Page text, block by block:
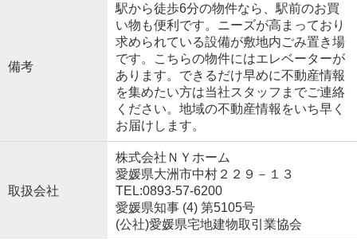
備考
駅から徒歩6分の物件なら、駅前のお買
い物も便利です。ニーズが高まっており
求められている設備が敷地内ごみ置き場
です。こちらの物件にはエレベーターが
あります。できるだけ早めに不動産情報
を集めたい方は当社スタッフまでご連絡
ください。地域の不動産情報をいち早く
お届けします。
取扱会社
株式会社ＮＹホーム
愛媛県大洲市中村２２９－１３
TEL:0893-57-6200
愛媛県知事 (4) 第5105号
(公社)愛媛県宅地建物取引業協会